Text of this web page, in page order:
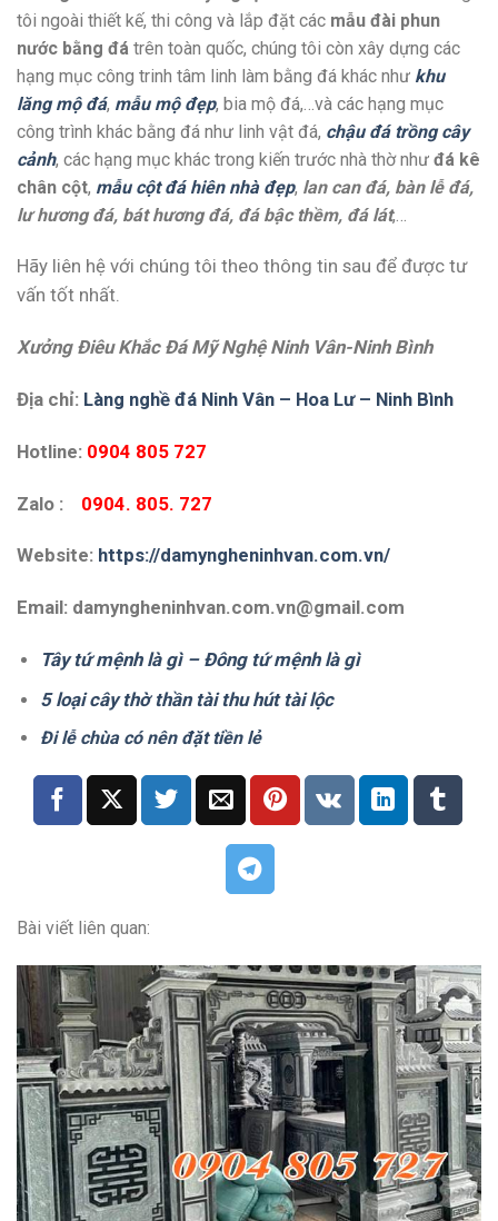
tôi ngoài thiết kế, thi công và lắp đặt các mẫu đài phun
nước bằng đá trên toàn quốc, chúng tôi còn xây dựng các
hạng mục công trinh tâm linh làm bằng đá khác như khu
lăng mộ đá, mẫu mộ đẹp, bia mộ đá,…và các hạng mục
công trình khác bằng đá như linh vật đá, chậu đá trồng cây
cảnh, các hạng mục khác trong kiến trước nhà thờ như đá kê
chân cột, mẫu cột đá hiên nhà đẹp, lan can đá, bàn lễ đá,
lư hương đá, bát hương đá, đá bậc thềm, đá lát,…
Hãy liên hệ với chúng tôi theo thông tin sau để được tư
vấn tốt nhất.
Xưởng Điêu Khắc Đá Mỹ Nghệ Ninh Vân-Ninh Bình
Địa chỉ: Làng nghề đá Ninh Vân – Hoa Lư – Ninh Bình
Hotline: 0904 805 727
Zalo : 0904. 805. 727
Website: https://damyngheninhvan.com.vn/
Email: damyngheninhvan.com.vn@gmail.com
Tây tứ mệnh là gì – Đông tứ mệnh là gì
5 loại cây thờ thần tài thu hút tài lộc
Đi lễ chùa có nên đặt tiền lẻ
Bài viết liên quan: